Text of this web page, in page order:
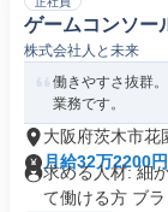
ゲームコンソー
株式会社人と未来
働きやすさ抜群
業務です。
大阪府茨木市花
月給32万2200
求める人材: 細
て働ける方 ブラ